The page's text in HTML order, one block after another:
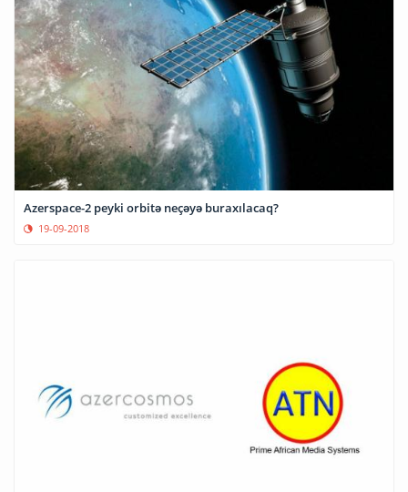
Azerspace-2 peyki orbitə neçəyə buraxılacaq?
19-09-2018